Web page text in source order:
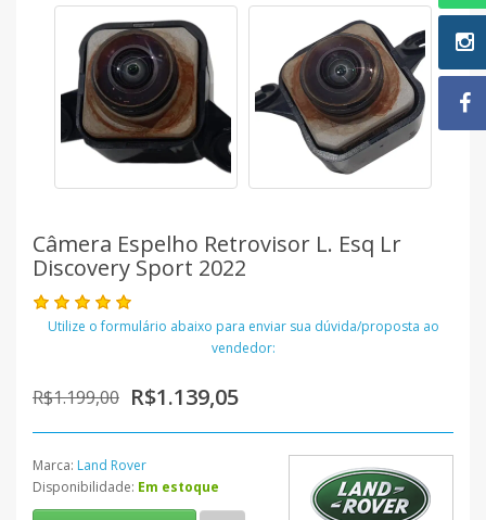
Câmera Espelho Retrovisor L. Esq Lr
Discovery Sport 2022
Utilize o formulário abaixo para enviar sua dúvida/proposta ao
vendedor:
R$1.199,00 R$1.139,05
Marca: Land Rover
Disponibilidade: Em estoque